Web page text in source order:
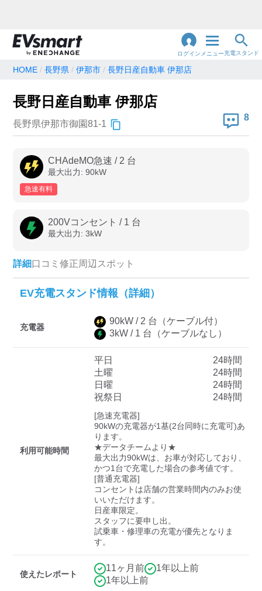
ログイン メニュー充電スタンド
地名・観光スポット・住所で検索
充電器の種類
急速充電器のみ表示
高速道路上のみ表示
認証システム
EV充電エネチェンジ
三菱ディーラーを表示
日産ディーラーを表示
中速-20kW-以上
車種
検索する
HOME 長野県 伊那市 長野日産自動車 伊那店
長野日産自動車 伊那店
長野県伊那市御園81-1
8
CHAdeMO急速 / 2 台
最大出力: 90kW
急速有料
200Vコンセント / 1 台
最大出力: 3kW
詳細口コミ 修正周辺スポット
EV充電スタンド情報（詳細）
充電器
90kW / 2 台
（ケーブル付）
3kW / 1 台 （ケーブルなし）
利用可能時間
平日
24時間
土曜
24時間
日曜
24時間
祝祭日
24時間
[急速充電器]
90kWの充電器が1基(2台同時に充電可)あ
ります。
★データチームより★
最大出力90kWは、お車が対応しており、
かつ1台で充電した場合の参考値です。
[普通充電器]
コンセントは店舗の営業時間内のみお使
いいただけます。
日産車限定。
スタッフに要申し出。
試乗車・修理車の充電が優先となりま
す。
使えたレポート
11ヶ月前
1年以上前
1年以上前